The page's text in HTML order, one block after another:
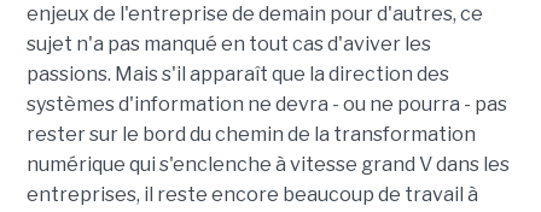
enjeux de l'entreprise de demain pour d'autres, ce
sujet n'a pas manqué en tout cas d'aviver les
passions. Mais s'il apparaît que la direction des
systèmes d'information ne devra - ou ne pourra - pas
rester sur le bord du chemin de la transformation
numérique qui s'enclenche à vitesse grand V dans les
entreprises, il reste encore beaucoup de travail à